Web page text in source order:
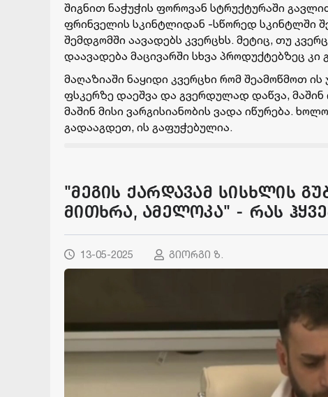
შიგნით ნაჭუჭის ფოროვან სტრუქტურაში
ფრინველის სკინტლიდან -სწორედ სკინტლში
შემდგომში აავადებს კვერცხს. მეტიც, თუ
დაავადება მაცივარში სხვა პროდუქტებზეც კი
მაღაზიაში ნაყიდი კვერცხი რომ შეამოწმოთ
ფსკერზე დაეშვა და გვერდულად დაწვა, მაშინ
მაშინ მისი ვარგისიანობის ვადა იწურება.
გადააგდეთ, ის გაფუჭებულია.
"მეგის ქარდავამ სისხლის
მითხრა, ამელოკა" - რას
13-05-2025 გიორგი ზ.